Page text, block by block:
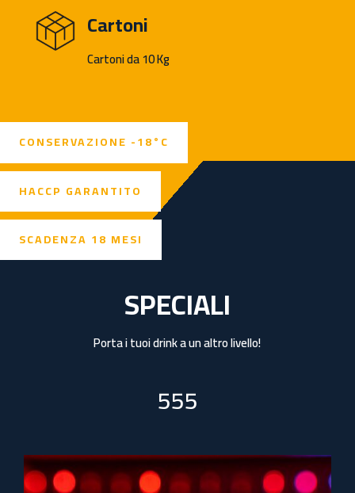
Cartoni
Cartoni da 10 Kg
CONSERVAZIONE -18°C
HACCP GARANTITO
SCADENZA 18 MESI
SPECIALI
Porta i tuoi drink a un altro livello!
555